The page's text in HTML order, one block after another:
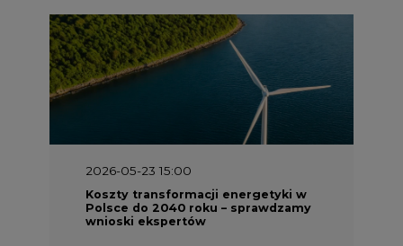
2026-05-23 15:00
Koszty transformacji energetyki w
Polsce do 2040 roku – sprawdzamy
wnioski ekspertów